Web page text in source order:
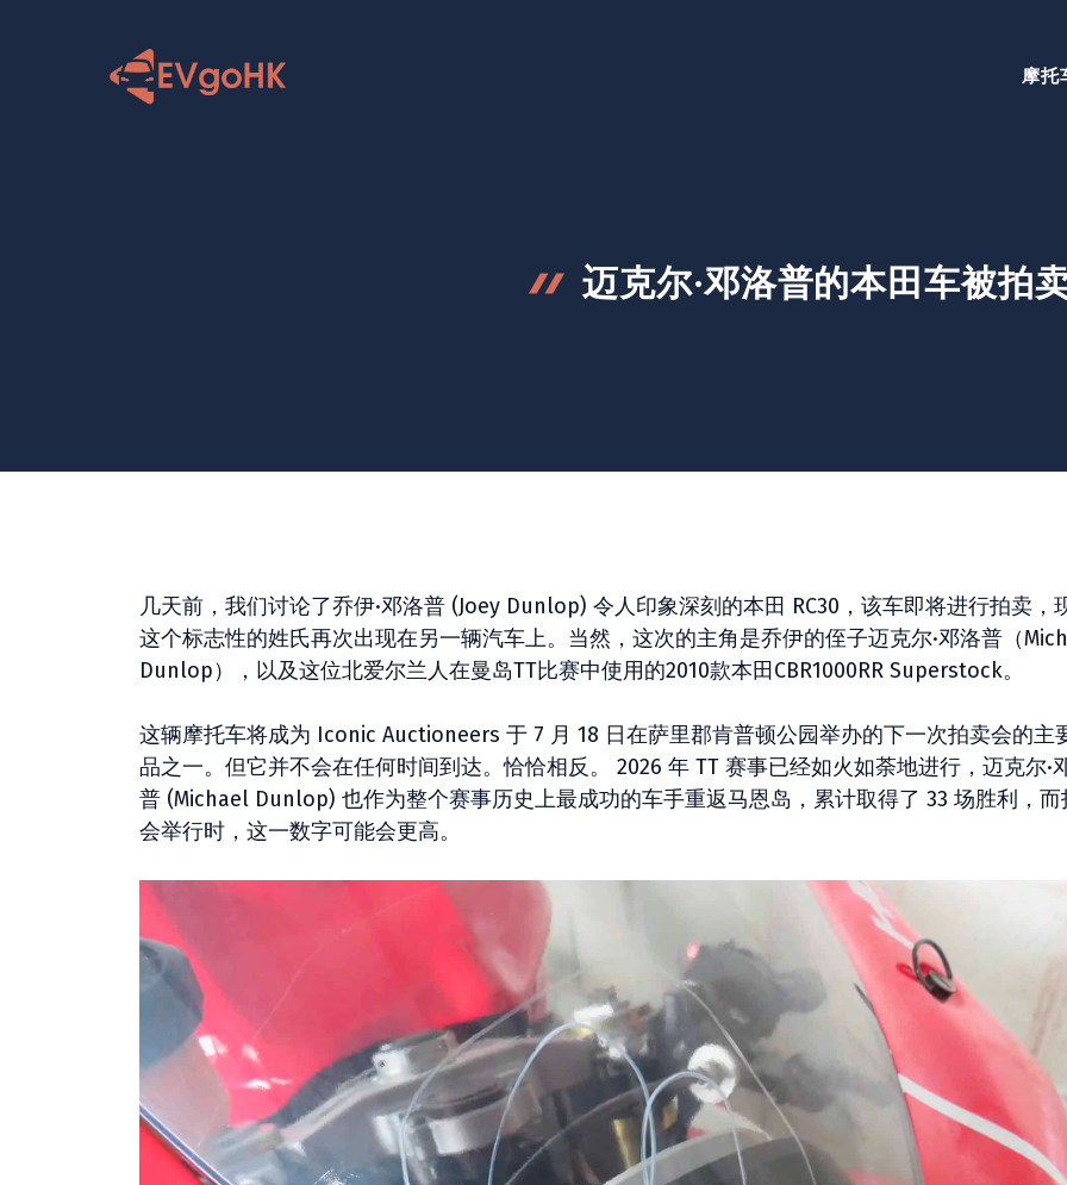
摩托
迈克尔·邓洛普的本田车被拍
几天前，我们讨论了乔伊·邓洛普 (Joey Dunlop) 令人印象深刻的本田 RC30，该车即将进行拍卖，
这个标志性的姓氏再次出现在另一辆汽车上。当然，这次的主角是乔伊的侄子迈克尔·邓洛普（
Dunlop），以及这位北爱尔兰人在曼岛TT比赛中使用的2010款本田CBR1000RR Superstock。
这辆摩托车将成为 Iconic Auctioneers 于 7 月 18 日在萨里郡肯普顿公园举办的下一次拍卖会的主
品之一。但它并不会在任何时间到达。恰恰相反。 2026 年 TT 赛事已经如火如荼地进行，迈克尔·
普 (Michael Dunlop) 也作为整个赛事历史上最成功的车手重返马恩岛，累计取得了 33 场胜利，而
会举行时，这一数字可能会更高。